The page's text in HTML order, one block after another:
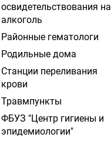
освидетельствования на
алкоголь
Районные гематологи
Родильные дома
Станции переливания
крови
Травмпункты
ФБУЗ "Центр гигиены и
эпидемиологии"